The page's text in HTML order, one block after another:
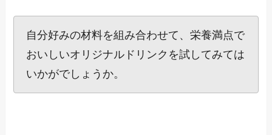
自分好みの材料を組み合わせて、栄養満点で
おいしいオリジナルドリンクを試してみては
いかがでしょうか。